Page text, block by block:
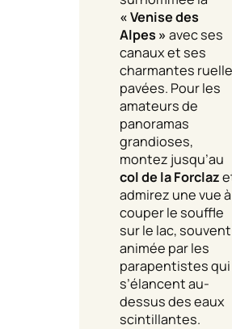
« Venise des
Alpes » avec ses
canaux et ses
charmantes
pavées. Pour les
amateurs de
panoramas
grandioses,
montez jusqu’au
col de la Forclaz
admirez une vue à
couper le souffle
sur le lac, souvent
animée par les
parapentistes qui
s’élancent au-
dessus des eaux
scintillantes.